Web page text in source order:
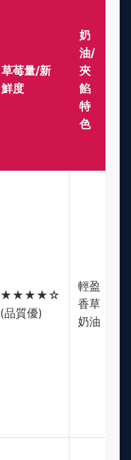
草莓量/新
鮮度
奶
油/
夾
餡
特
色
★★★★☆
(品質優)
輕盈
香草
奶油